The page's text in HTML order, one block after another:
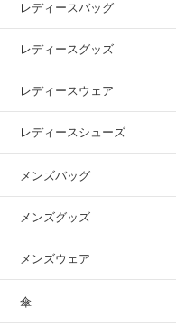
レディースバッグ
レディースグッズ
レディースウェア
レディースシューズ
メンズバッグ
メンズグッズ
メンズウェア
傘